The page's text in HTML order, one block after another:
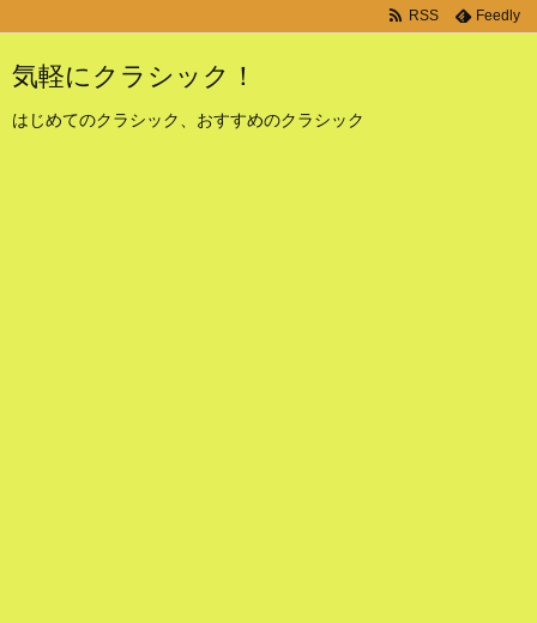
気軽にクラシック！
はじめてのクラシック、おすすめのクラシック
RSS Feedly